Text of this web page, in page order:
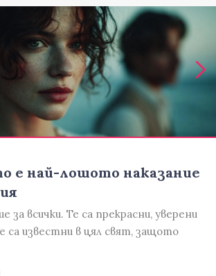
е най-лошото наказание
за всички. Те са прекрасни, уверени
са известни в цял свят, защото